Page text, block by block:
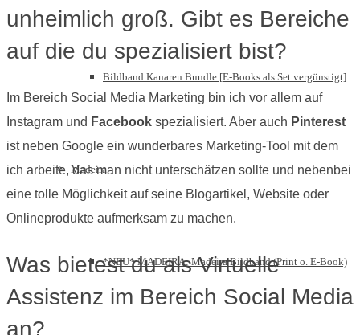
Bildband Kanaren Bundle [E-Books als Set vergünstigt]
Madeira
*NEU* MADEIRA: Madeira Bildband (Print o. E-Book)
unheimlich groß. Gibt es Bereiche
auf die du spezialisiert bist?
Im Bereich Social Media Marketing bin ich vor allem auf
Instagram und Facebook spezialisiert. Aber auch Pinterest
ist neben Google ein wunderbares Marketing-Tool mit dem
ich arbeite, das man nicht unterschätzen sollte und nebenbei
eine tolle Möglichkeit auf seine Blogartikel, Website oder
Onlineprodukte aufmerksam zu machen.
Was bietest du als Virtuelle
Assistenz im Bereich Social Media
an?